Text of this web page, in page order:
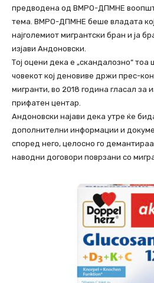
предводена од ВМРО-ДПМНЕ
тема. ВМРО-ДПМНЕ беше владата
најголемиот мигрантски бран и ја
изјави Андоновски.
Тој оцени дека е „скандалозно“
човекот кој деновиве држи прес-
мигранти, во 2018 година гласал за
прифатен центар.
Андоновски најави дека утре ќе
дополнителни информации и
според него, целосно го
наводни договори поврзани со